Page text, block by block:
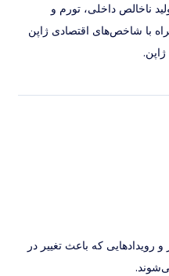
ناخالص داخلی، تورم و
با شاخص‌های اقتصادی ژاپن
رویدادهایی که باعث تغییر در